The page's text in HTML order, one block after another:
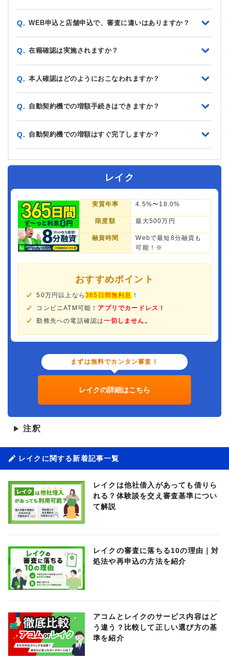
Q. WEB申込と店舗申込で、審査に違いはありますか？
Q. 在籍確認は実施されますか？
Q. 本人確認はどのようにおこなわれますか？
Q. 自動契約機での増額手続きはできますか？
Q. 自動契約機での増額はすぐ完了しますか？
レイク
実質年率 4.5%〜18.0%
限度額 最大500万円
融資時間
Webで最短8分融資も
可能！※
おすすめポイント
50万円以上なら365日間無利息
！
コンビニATM可能！ アプリでカードレス！
勤務先への電話確認は一切しません。
まずは無料でカンタン審査！
レイクの詳細はこちら
▶ 注釈
レイクに関する新着記事一覧
レイクは他社借入があっても借りら
れる？体験談を交え審査基準につい
て解説
レイクの審査に落ちる10の理由｜対
処法や再申込の方法を紹介
アコムとレイクのサービス内容はど
う違う？比較して正しい選び方の基
準を紹介